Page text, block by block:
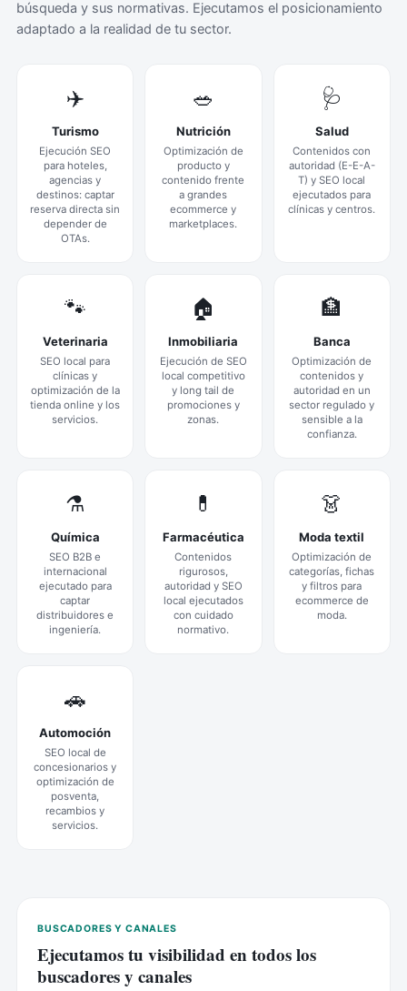
búsqueda y sus normativas. Ejecutamos el posicionamiento
adaptado a la realidad de tu sector.
✈️
Turismo
Ejecución SEO
para hoteles,
agencias y
destinos: captar
reserva directa sin
depender de
OTAs.
🥗
Nutrición
Optimización de
producto y
contenido frente
a grandes
ecommerce y
marketplaces.
🩺
Salud
Contenidos con
autoridad (E-E-A-
T) y SEO local
ejecutados para
clínicas y centros.
🐾
Veterinaria
SEO local para
clínicas y
optimización de la
tienda online y los
servicios.
🏠
Inmobiliaria
Ejecución de SEO
local competitivo
y long tail de
promociones y
zonas.
🏦
Banca
Optimización de
contenidos y
autoridad en un
sector regulado y
sensible a la
confianza.
⚗️
Química
SEO B2B e
internacional
ejecutado para
captar
distribuidores e
ingeniería.
💊
Farmacéutica
Contenidos
rigurosos,
autoridad y SEO
local ejecutados
con cuidado
normativo.
👗
Moda textil
Optimización de
categorías, fichas
y filtros para
ecommerce de
moda.
🚗
Automoción
SEO local de
concesionarios y
optimización de
posventa,
recambios y
servicios.
BUSCADORES Y CANALES
Ejecutamos tu visibilidad en todos los
buscadores y canales